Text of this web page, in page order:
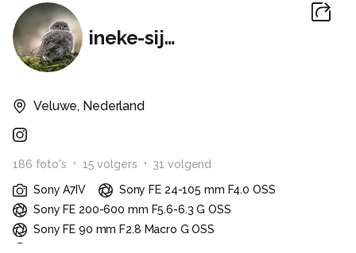
ineke-sijtsma
Veluwe, Nederland
186 foto's 15 volgers 31 volgend
Sony A7IV
Sony FE 24-105 mm F4.0 OSS
Sony FE 200-600 mm F5.6-6.3 G OSS
Sony FE 90 mm F2.8 Macro G OSS